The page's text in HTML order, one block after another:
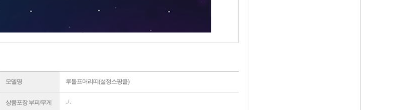
모델명 루돌프머리띠(설정스팡클)
상품포장 부피/무게 . / .